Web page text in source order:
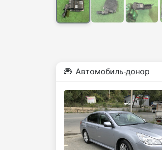
Автомобиль-донор